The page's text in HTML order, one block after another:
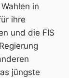
in
ihre
und die FIS
jüngste